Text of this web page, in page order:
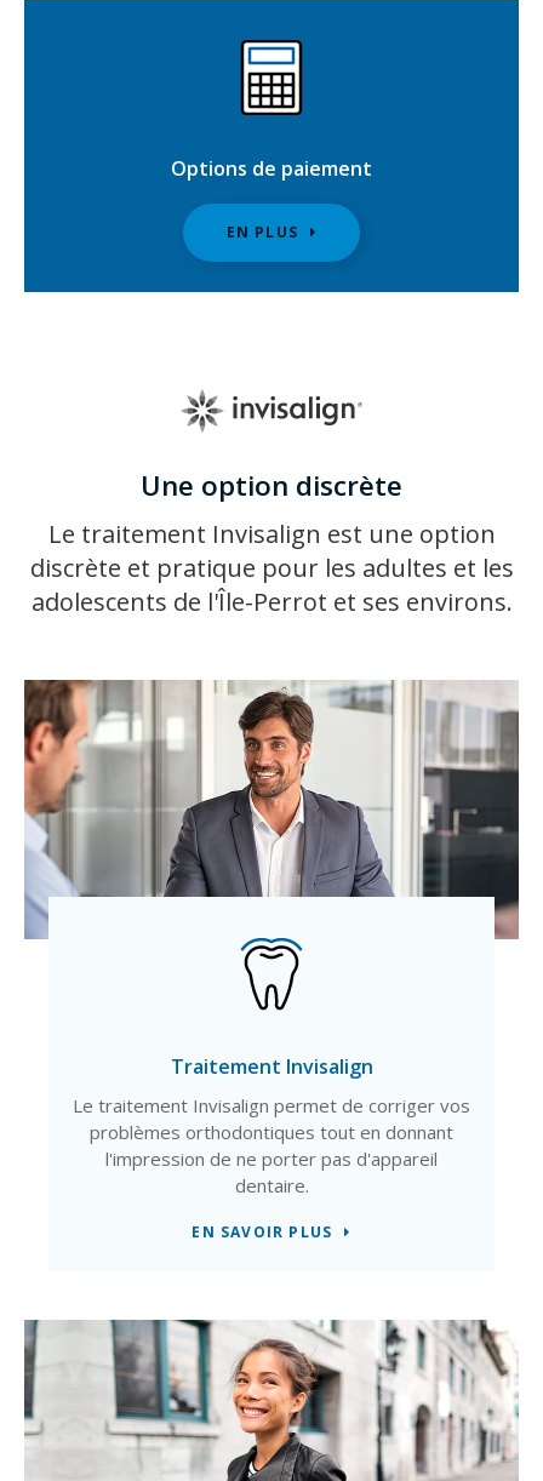
Options de paiement
EN PLUS
Une option discrète
Le traitement Invisalign est une option
discrète et pratique pour les adultes et les
adolescents de l'Île-Perrot et ses environs.
Traitement Invisalign
Le traitement Invisalign permet de corriger vos
problèmes orthodontiques tout en donnant
l'impression de ne porter pas d'appareil
dentaire.
EN SAVOIR PLUS